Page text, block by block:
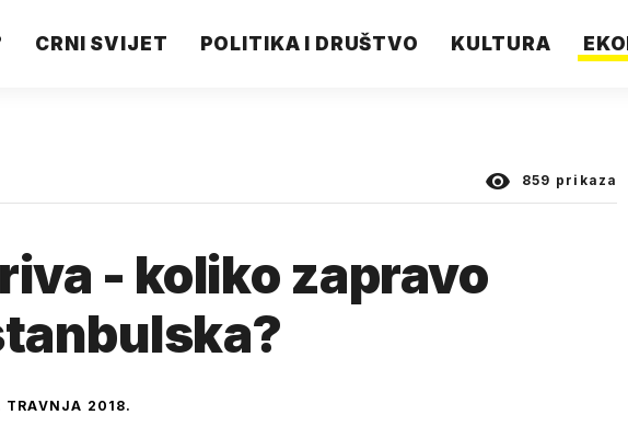
CRNI SVIJET POLITIKA I DRUŠTVO KULTURA
859 prikaza
- koliko zapravo
TRAVNJA 2018.